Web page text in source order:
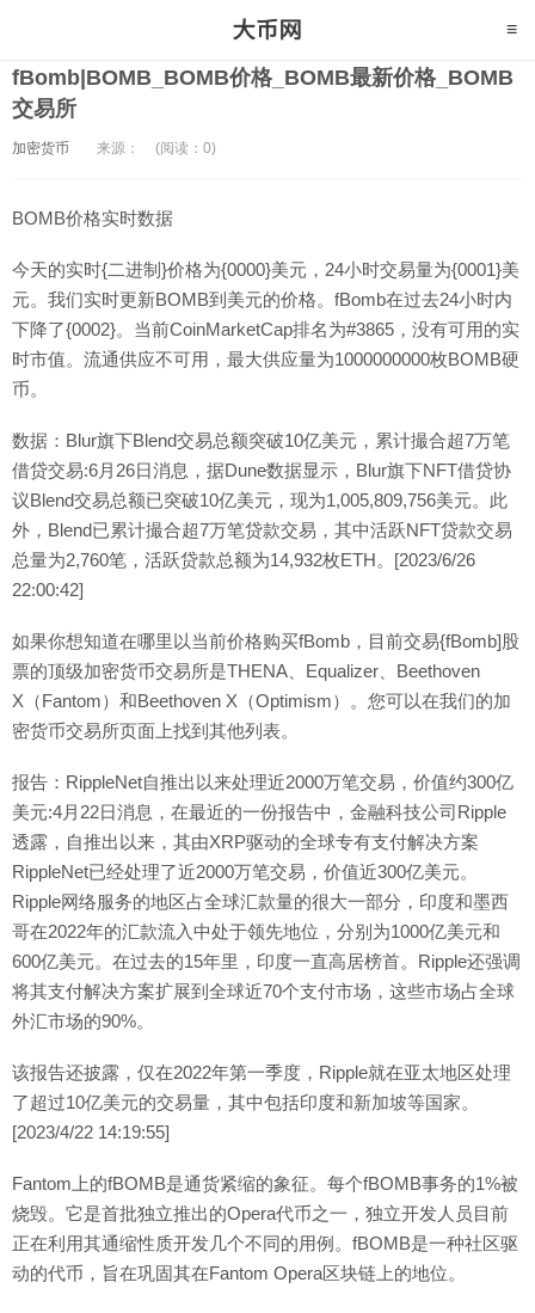
fBomb|BOMB_BOMB价格_BOMB最新价格_BOMB
交易所
加密货币 来源： (阅读：0)
BOMB价格实时数据
今天的实时{二进制}价格为{0000}美元，24小时交易量为{0001}美
元。我们实时更新BOMB到美元的价格。fBomb在过去24小时内
下降了{0002}。当前CoinMarketCap排名为#3865，没有可用的实
时市值。流通供应不可用，最大供应量为1000000000枚BOMB硬
币。
数据：Blur旗下Blend交易总额突破10亿美元，累计撮合超7万笔
借贷交易:6月26日消息，据Dune数据显示，Blur旗下NFT借贷协
议Blend交易总额已突破10亿美元，现为1,005,809,756美元。此
外，Blend已累计撮合超7万笔贷款交易，其中活跃NFT贷款交易
总量为2,760笔，活跃贷款总额为14,932枚ETH。[2023/6/26
22:00:42]
如果你想知道在哪里以当前价格购买fBomb，目前交易{fBomb]股
票的顶级加密货币交易所是THENA、Equalizer、Beethoven
X（Fantom）和Beethoven X（Optimism）。您可以在我们的加
密货币交易所页面上找到其他列表。
报告：RippleNet自推出以来处理近2000万笔交易，价值约300亿
美元:4月22日消息，在最近的一份报告中，金融科技公司Ripple
透露，自推出以来，其由XRP驱动的全球专有支付解决方案
RippleNet已经处理了近2000万笔交易，价值近300亿美元。
Ripple网络服务的地区占全球汇款量的很大一部分，印度和墨西
哥在2022年的汇款流入中处于领先地位，分别为1000亿美元和
600亿美元。在过去的15年里，印度一直高居榜首。Ripple还强调
将其支付解决方案扩展到全球近70个支付市场，这些市场占全球
外汇市场的90%。
该报告还披露，仅在2022年第一季度，Ripple就在亚太地区处理
了超过10亿美元的交易量，其中包括印度和新加坡等国家。
[2023/4/22 14:19:55]
Fantom上的fBOMB是通货紧缩的象征。每个fBOMB事务的1%被
烧毁。它是首批独立推出的Opera代币之一，独立开发人员目前
正在利用其通缩性质开发几个不同的用例。fBOMB是一种社区驱
动的代币，旨在巩固其在Fantom Opera区块链上的地位。